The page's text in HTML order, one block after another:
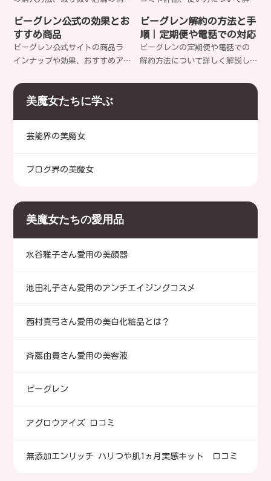
ザーの声などを紹介します。
を詳しく解説します。
ング効果や肌の悩み改善、おす
すめの使用方法など、実際の使
用者の声を交えて紹介します。
ビーグレン公式の効果とお
すすめ商品
ビーグレン公式サイトの商品ラ
インナップや効果、おすすめア
す。アンチエイジング効果や肌
悩み別のケア方法、お得な購入
ビーグレン解約の方法と手
順｜定期便や電話での対応
ビーグレンの定期便や電話での
解約方法について詳しく解説し
美魔女たちに学ぶ
芸能界の美魔女
ブログ界の美魔女
美魔女たちの愛用品
水谷雅子さん愛用の美顔器
池田礼子さん愛用のアンチエイジングコスメ
西村真弓さん愛用の美白化粧品とは？
斉藤由貴さん愛用の美容液
ビーグレン
アグロウアイズ 口コミ
無添加エンリッチ ハリつや肌1ヵ月実感キット 口コミ